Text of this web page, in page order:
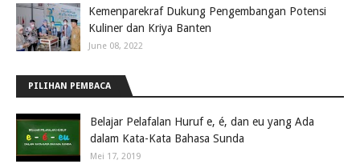
Kemenparekraf Dukung Pengembangan Potensi
Kuliner dan Kriya Banten
June 08, 2022
PILIHAN PEMBACA
Belajar Pelafalan Huruf e, é, dan eu yang Ada
dalam Kata-Kata Bahasa Sunda
Mei 17, 2019